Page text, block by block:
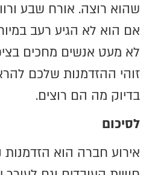
שהוא רוצה. אורח שבע
אם הוא לא הגיע רעב
לא מעט אנשים מחכים
זוהי ההזדמנות שלכם
בדיוק מה הם רוצים.
לסיכום
אירוע חברה הוא